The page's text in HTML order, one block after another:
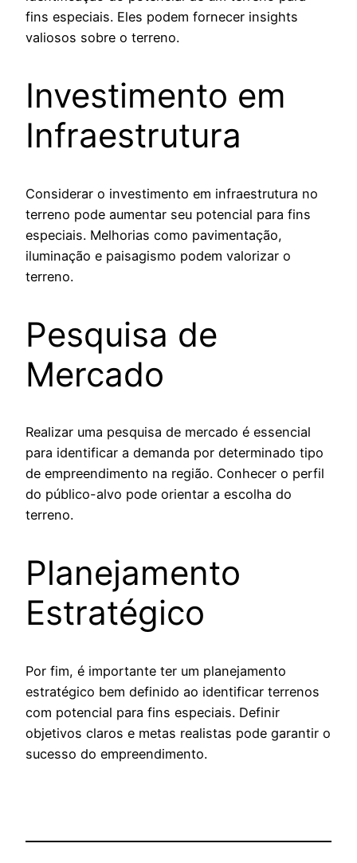
fins especiais. Eles podem fornecer insights
valiosos sobre o terreno.
Investimento em
Infraestrutura
Considerar o investimento em infraestrutura no
terreno pode aumentar seu potencial para fins
especiais. Melhorias como pavimentação,
iluminação e paisagismo podem valorizar o
terreno.
Pesquisa de
Mercado
Realizar uma pesquisa de mercado é essencial
para identificar a demanda por determinado tipo
de empreendimento na região. Conhecer o perfil
do público-alvo pode orientar a escolha do
terreno.
Planejamento
Estratégico
Por fim, é importante ter um planejamento
estratégico bem definido ao identificar terrenos
com potencial para fins especiais. Definir
objetivos claros e metas realistas pode garantir o
sucesso do empreendimento.